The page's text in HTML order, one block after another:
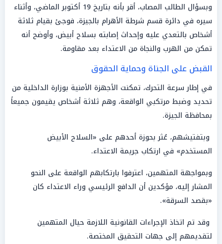
وبسؤال الطالب المصاب، أقر بأنه بتاريخ 19 أكتوبر الماضي، وأثناء
سيره في دائرة قسم شرطة الأهرام بالجيزة، فوجئ بقيام ثلاثة
أشخاص بالتعدي عليه وإحداث إصابته بسلاح أبيض، وأوضح أنه
تمكن من الهرب والنجاة من الاعتداء بعد مقاومة.
القبض على الجناة وحماية الحقوق
في إطار سرعة التحرك، تمكنت الأجهزة الأمنية بوزارة الداخلية من
تحديد وضبط مرتكبي الواقعة، وهم ثلاثة أشخاص يقيمون جميعاً
بمحافظة الجيزة.
وبتفتيشهم، عُثر بحوزة أحدهم على «السلاح الأبيض
المستخدم» في ارتكاب جريمة الاعتداء.
وبمواجهة المتهمين، اعترفوا بارتكابهم الواقعة على النحو
المشار إليه، مؤكدين أن الدافع الرئيسي وراء الاعتداء كان
«بقصد السرقة».
وقد تم اتخاذ الإجراءات القانونية اللازمة حيال المتهمين
لتقديمهم إلى جهات التحقيق المختصة.